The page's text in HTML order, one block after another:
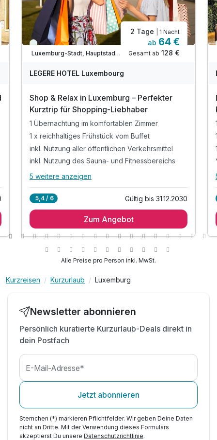
Immer verfügbar
Luxemburg-Stadt, Hauptstadt Luxemburg
2 Tage | 1 Nacht
ab 64 €
Gesamt ab 128 €
LEGERE HOTEL Luxembourg
Shop & Relax in Luxemburg – Perfekter
Kurztrip für Shopping-Liebhaber
1 Übernachtung im komfortablen Zimmer
1 x reichhaltiges Frühstück vom Buffet
inkl. Nutzung aller öffentlichen Verkehrsmittel
inkl. Nutzung des Sauna- und Fitnessbereichs
Alle Inklusivleistungen
1 x reichhaltiges Frühstück vom Buffet
inkl. Nutzung aller öffentlichen Verkehrsmittel
inkl. Voucher im Hotelshop
inkl. Stadtplan
inkl. Übernachtung & Frühstück für 1 Kind
5 weitere anzeigen
5,4 / 6 Gültig bis 31.12.2030
Zum Angebot
Alle Preise pro Person inkl. MwSt.
Kurzreisen Kurzurlaub Luxemburg
Newsletter abonnieren
Persönlich kuratierte Kurzurlaub-Deals direkt in
dein Postfach
E-Mail-Adresse*
Jetzt abonnieren
Sternchen (*) markieren Pflichtfelder. Wir geben Deine Daten
nicht an Dritte. Mit der Verwendung dieses Formulars
akzeptierst Du unsere Datenschutzrichtlinie.